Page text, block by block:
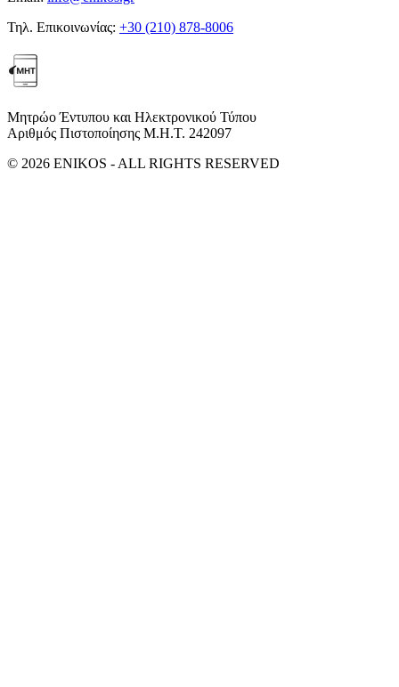
Τηλ. Επικοινωνίας: +30 (210) 878-8006
Μητρώο Έντυπου και Ηλεκτρονικού Τύπου
Αριθμός Πιστοποίησης Μ.Η.Τ. 242097
© 2026 ENIKOS - ALL RIGHTS RESERVED